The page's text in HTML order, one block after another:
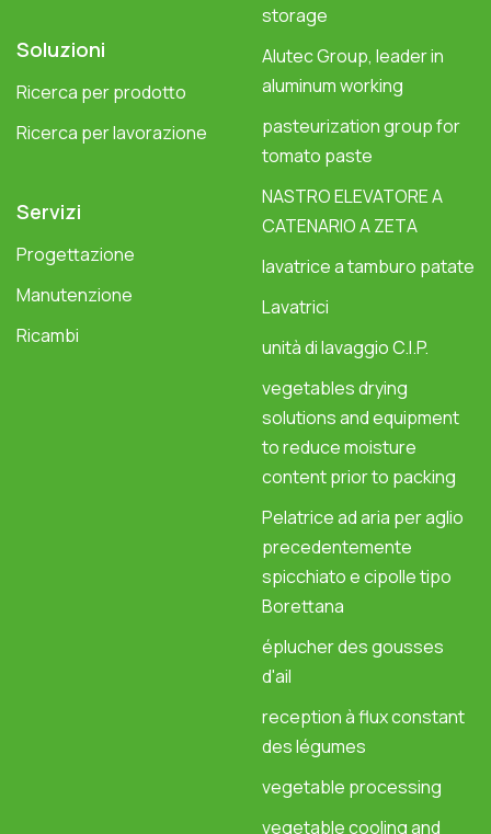
Soluzioni
Ricerca per prodotto
Ricerca per lavorazione
Servizi
Progettazione
Manutenzione
Ricambi
storage
Alutec Group, leader in
aluminum working
pasteurization group for
tomato paste
NASTRO ELEVATORE A
CATENARIO A ZETA
lavatrice a tamburo patate
Lavatrici
unità di lavaggio C.I.P.
vegetables drying
solutions and equipment
to reduce moisture
content prior to packing
Pelatrice ad aria per aglio
precedentemente
spicchiato e cipolle tipo
Borettana
éplucher des gousses
d'ail
reception à flux constant
des légumes
vegetable processing
vegetable cooling and